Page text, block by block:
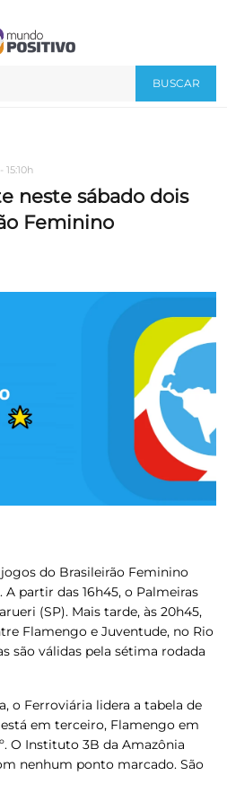
BUSCAR
15:10h
neste sábado dois
Feminino
do Brasileirão Feminino
A partir das 16h45, o Palmeiras
(SP). Mais tarde, às 20h45,
Flamengo e Juventude, no Rio
são válidas pela sétima rodada
o Ferroviária lidera a tabela de
em terceiro, Flamengo em
O Instituto 3B da Amazônia
nenhum ponto marcado. São